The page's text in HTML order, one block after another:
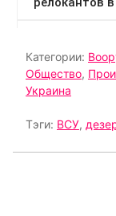
Категории:
Общество,
Украина
Тэги: ВСУ,